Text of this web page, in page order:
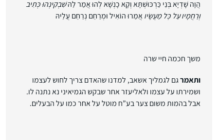
הֲוָה שָׁדְיָא בְּנֵי כַּרְכּוּשְׁתָּא וְקָא כָנְשָׁא לְהוּ אֲמַר לַהּשִׁבְקִינְהוּ כְּתִיב
וְרַחֲמָיו עַל כׇּל מַעֲשָׂיואֲמַרוּהוֹאִיל וּמְרַחֵם נְרַחֵם עֲלֵיהּ
משך חכמה חיי שרה
ותאמרגם לגמליך אשאב, למדנו שהאדם צריך לחוש לעצמו
ושמירתו על עצמו ולאליעזר אחר שבקש הגמיאיני נא נתנה לו.
אבל בהמות משום צער בע”ח מוטל על אחר כמו על הבעלים.